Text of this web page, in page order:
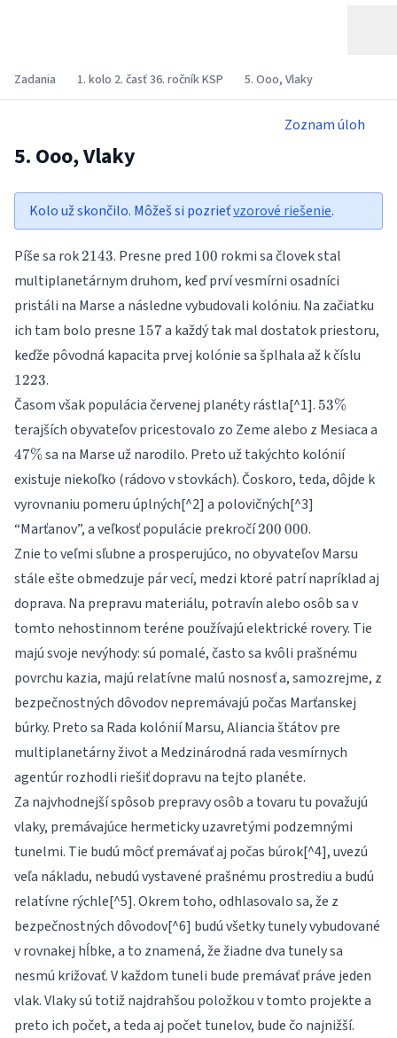
Zadania 1. kolo 2. časť 36. ročník KSP 5. Ooo, Vlaky
Zoznam úloh
5. Ooo, Vlaky
Kolo už skončilo. Môžeš si pozrieťvzorové riešenie.
Píše sa rok 2143
2143. Presne pred 100
100 rokmi sa človek stal
multiplanetárnym druhom, keď prví vesmírni osadníci
pristáli na Marse a následne vybudovali kolóniu. Na začiatku
ich tam bolo presne 157
157a každý tak mal dostatok priestoru,
keďže pôvodná kapacita prvej kolónie sa šplhala až k číslu
1223.
Časom však populácia červenej planéty rástla[^1]. 53\%
53%
terajších obyvateľov pricestovalo zo Zeme alebo z Mesiaca a
47%sa na Marse už narodilo. Preto už takýchto kolónií
existuje niekoľko (rádovo v stovkách). Čoskoro, teda, dôjde k
vyrovnaniu pomeru úplných[^2] a polovičných[^3]
“Marťanov”, a veľkosť populácie prekročí200\,000
200 000.
Znie to veľmi sľubne a prosperujúco, no obyvateľov Marsu
stále ešte obmedzuje pár vecí, medzi ktoré patrí napríklad aj
doprava. Na prepravu materiálu, potravín alebo osôb sa v
tomto nehostinnom teréne používajú elektrické rovery. Tie
majú svoje nevýhody: sú pomalé, často sa kvôli prašnému
povrchu kazia, majú relatívne malú nosnosť a, samozrejme, z
bezpečnostných dôvodov nepremávajú počas Marťanskej
búrky. Preto sa Rada kolónií Marsu, Aliancia štátov pre
multiplanetárny život a Medzinárodná rada vesmírnych
agentúr rozhodli riešiť dopravu na tejto planéte.
Za najvhodnejší spôsob prepravy osôb a tovaru tu považujú
vlaky, premávajúce hermeticky uzavretými podzemnými
tunelmi. Tie budú môcť premávať aj počas búrok[^4], uvezú
veľa nákladu, nebudú vystavené prašnému prostrediu a budú
relatívne rýchle[^5]. Okrem toho, odhlasovalo sa, že z
bezpečnostných dôvodov[^6] budú všetky tunely vybudované
v rovnakej hĺbke, a to znamená, že žiadne dva tunely sa
nesmú križovať. V každom tuneli bude premávať práve jeden
vlak. Vlaky sú totiž najdrahšou položkou v tomto projekte a
preto ich počet, a teda aj počet tunelov, bude čo najnižší.